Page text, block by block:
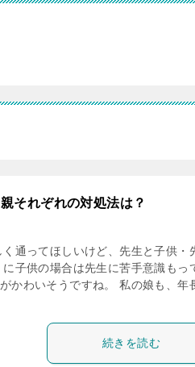
それぞれの対処法は？
通ってほしいけど、先生と子供・
子供の場合は先生に苦手意識もっ
かわいそうですね。 私の娘も、年
続きを読む